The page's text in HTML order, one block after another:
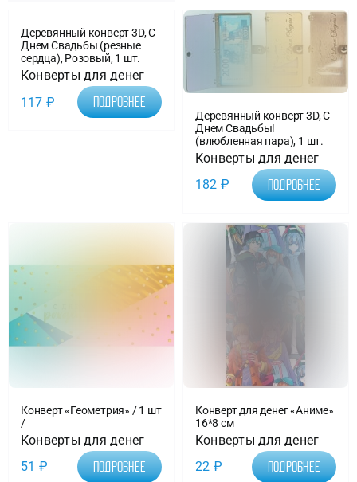
Деревянный конверт 3D, С
Днем Свадьбы (резные
сердца), Розовый, 1 шт.
Конверты для денег
117 ₽ Подробнее
Деревянный конверт 3D, С
Днем Свадьбы!
(влюбленная пара), 1 шт.
Конверты для денег
182 ₽ Подробнее
Конверт «Геометрия» / 1 шт
/
Конверты для денег
51 ₽ Подробнее
Конверт для денег «Аниме»
16*8 см
Конверты для денег
22 ₽ Подробнее